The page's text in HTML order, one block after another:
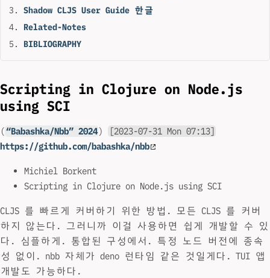
Shadow CLJS User Guide 한글
Related-Notes
BIBLIOGRAPHY
Scripting in Clojure on Node.js
using SCI
(“Babashka/Nbb” 2024)
[2023-07-31 Mon 07:13]
https://github.com/babashka/nbb
Michiel Borkent
Scripting in Clojure on Node.js using SCI
CLJS 를 빠르게 커버하기 위한 방법. 모든 CLJS 를 커버
하지 않는다. 그러니까 이걸 사용하면 쉽게 개발할 수 있
다. 심플하게. 통합된 구성에서. 특정 노드 버전에 종속
성 없이. nbb 자체가 deno 런타임 같은 것일게다. TUI 앱
개발도 가능하다.